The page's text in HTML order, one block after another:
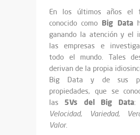
En los últimos años el
conocido como Big Data
ganando la atención y el
las empresas e
todo el mundo. Tales
derivan de la propia
Big Data y de sus
propiedades, que se
las 5Vs del Big Data:
Velocidad, Variedad,
Valor.